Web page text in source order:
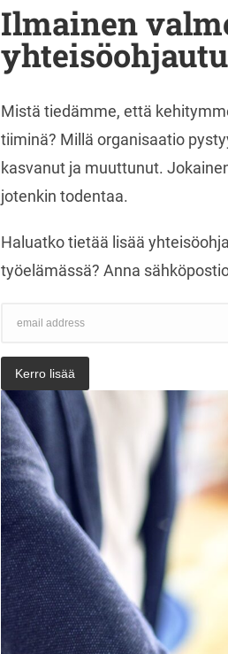
Ilmainen
Mistä tiedämme, että
tiiminä? Millä organisaatio
kasvanut ja muuttunut.
jotenkin todentaa.
Haluatko tietää lisää
työelämässä? Anna